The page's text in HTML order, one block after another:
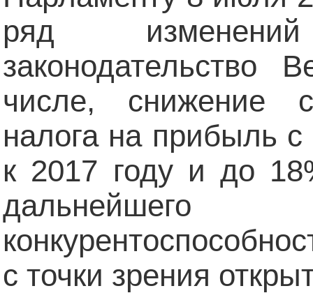
ряд
законодательство
числе, снижение
налога на прибыль
к 2017 году и до
с точки зрения